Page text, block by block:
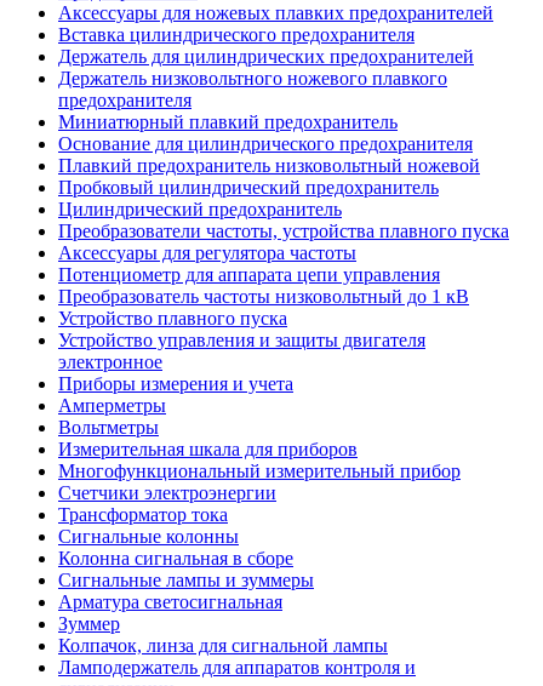
Аксессуары для ножевых плавких предохранителей
Вставка цилиндрического предохранителя
Держатель для цилиндрических предохранителей
Держатель низковольтного ножевого плавкого
предохранителя
Миниатюрный плавкий предохранитель
Основание для цилиндрического предохранителя
Плавкий предохранитель низковольтный ножевой
Пробковый цилиндрический предохранитель
Цилиндрический предохранитель
Преобразователи частоты, устройства плавного пуска
Аксессуары для регулятора частоты
Потенциометр для аппарата цепи управления
Преобразователь частоты низковольтный до 1 кВ
Устройство плавного пуска
Устройство управления и защиты двигателя
электронное
Приборы измерения и учета
Амперметры
Вольтметры
Измерительная шкала для приборов
Многофункциональный измерительный прибор
Счетчики электроэнергии
Трансформатор тока
Сигнальные колонны
Колонна сигнальная в сборе
Сигнальные лампы и зуммеры
Арматура светосигнальная
Зуммер
Колпачок, линза для сигнальной лампы
Ламподержатель для аппаратов контроля и